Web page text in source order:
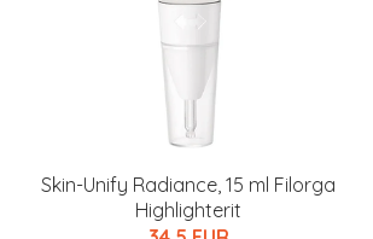
Skin-Unify Radiance, 15 ml Filorga
Highlighterit